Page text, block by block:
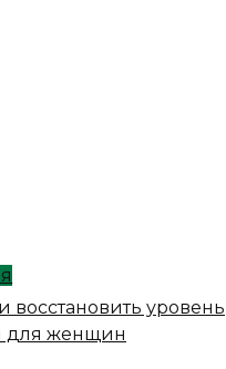
восстановить уровень
для женщин